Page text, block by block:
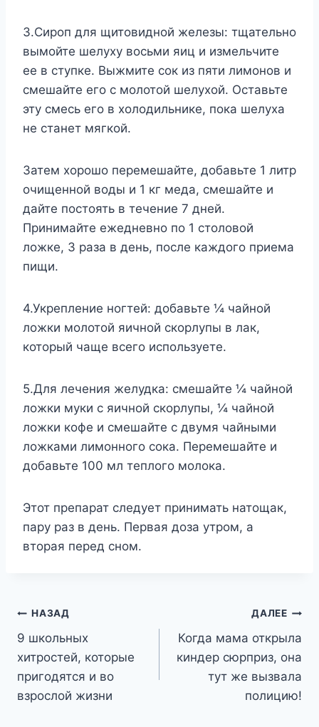
3.Сироп для щитовидной железы: тщательно
вымойте шелуху восьми яиц и измельчите
ее в ступке. Выжмите сок из пяти лимонов и
смешайте его с молотой шелухой. Оставьте
эту смесь его в холодильнике, пока шелуха
не станет мягкой.
Затем хорошо перемешайте, добавьте 1 литр
очищенной воды и 1 кг меда, смешайте и
дайте постоять в течение 7 дней.
Принимайте ежедневно по 1 столовой
ложке, 3 раза в день, после каждого приема
пищи.
4.Укрепление ногтей: добавьте ¼ чайной
ложки молотой яичной скорлупы в лак,
который чаще всего используете.
5.Для лечения желудка: смешайте ¼ чайной
ложки муки с яичной скорлупы, ¼ чайной
ложки кофе и смешайте с двумя чайными
ложками лимонного сока. Перемешайте и
добавьте 100 мл теплого молока.
Этот препарат следует принимать натощак,
пару раз в день. Первая доза утром, а
вторая перед сном.
Навигация
по
записям
НАЗАД
9 школьных
хитростей, которые
пригодятся и во
взрослой жизни
ДАЛЕЕ
Когда мама открыла
киндер сюрприз, она
тут же вызвала
полицию!